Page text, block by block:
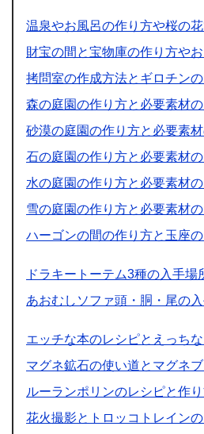
温泉やお風呂の作り方や桜の
財宝の間と宝物庫の作り方や
拷問室の作成方法とギロチン
森の庭園の作り方と必要素材
砂漠の庭園の作り方と必要素
石の庭園の作り方と必要素材
水の庭園の作り方と必要素材
雪の庭園の作り方と必要素材
ハーゴンの間の作り方と玉座
ドラキートーテム3種の入手場
あおむしソファ頭・胴・尾の
エッチな本のレシピとえっち
マグネ鉱石の使い道とマグネ
ルーランポリンのレシピと作
花火撮影とトロッコトレイン